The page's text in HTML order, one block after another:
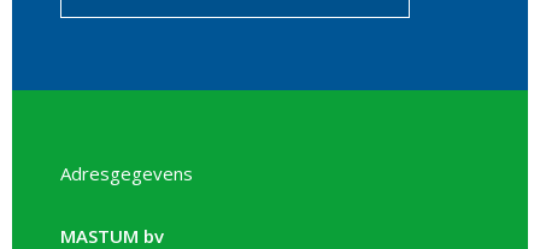
Adresgegevens
MASTUM bv